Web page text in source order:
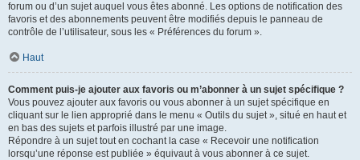
forum ou d’un sujet auquel vous êtes abonné. Les options de notification des
favoris et des abonnements peuvent être modifiés depuis le panneau de
contrôle de l’utilisateur, sous les « Préférences du forum ».
Haut
Comment puis-je ajouter aux favoris ou m’abonner à un sujet spécifique ?
Vous pouvez ajouter aux favoris ou vous abonner à un sujet spécifique en
cliquant sur le lien approprié dans le menu « Outils du sujet », situé en haut et
en bas des sujets et parfois illustré par une image.
Répondre à un sujet tout en cochant la case « Recevoir une notification
lorsqu’une réponse est publiée » équivaut à vous abonner à ce sujet.